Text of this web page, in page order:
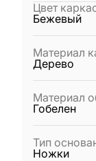
Цвет
Бежевый
Материал
Дерево
Материал
Гобелен
Тип
Ножки